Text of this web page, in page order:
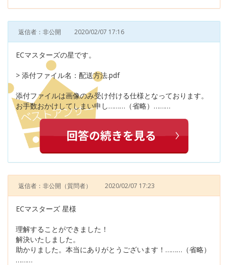
返信者：非公開 2020/02/07 17:16
ECマスターズの星です。
> 添付ファイル名：配送方法.pdf
添付ファイルは画像のみ受け付ける仕様となっております。
お手数おかけしてしまい申し………（省略）………
返信者：非公開 （質問者） 2020/02/07 17:23
ECマスターズ 星様
理解することができました！
解決いたしました。
助かりました。本当にありがとうございます！………（省略）
………